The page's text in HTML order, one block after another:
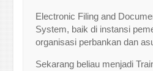
Electronic Filing and
System, baik di instansi
organisasi perbankan dan
Sekarang beliau menjadi